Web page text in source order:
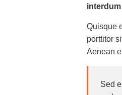
Quisque
porttitor
Aenean
Sed